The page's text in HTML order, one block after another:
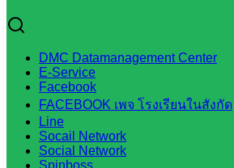
DMC Datamanagement Center
E-Service
Facebook
FACEBOOK เพจ โรงเรียนในสังกัด
Line
Socail Network
Social Network
Spinboss
กลุ่มนโยบายและแผน
กลุ่มส่งเสริมการจัดการศึกษา
กลุ่มบริหารงานบุคคล
กลุ่มพัฒนาครูและบุคลากรฯ
กลุ่มนิเทศติดตามและประเมินผลฯ